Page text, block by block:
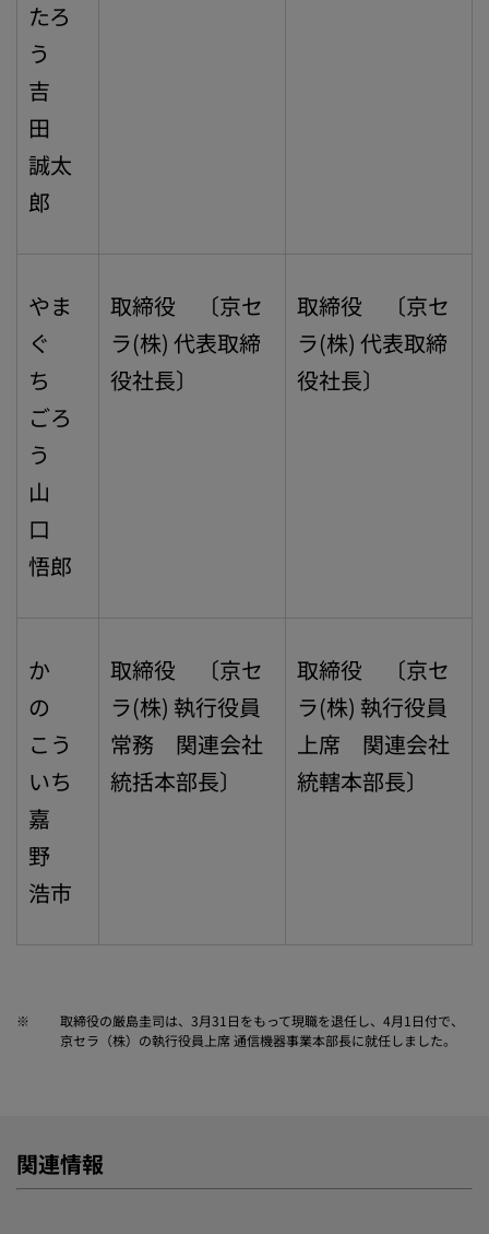
たろ
う
吉
田
誠太
郎
やま
ぐ
ち
ごろ
う
山
口
悟郎
取締役 〔京セ
ラ(株) 代表取締
役社長〕
取締役 〔京セ
ラ(株) 代表取締
役社長〕
か
の
こう
いち
嘉
野
浩市
取締役 〔京セ
ラ(株) 執行役員
常務 関連会社
統括本部長〕
取締役 〔京セ
ラ(株) 執行役員
上席 関連会社
統轄本部長〕
※
取締役の厳島圭司は、3月31日をもって現職を退任し、4月1日付で、
京セラ（株）の執行役員上席 通信機器事業本部長に就任しました。
関連情報